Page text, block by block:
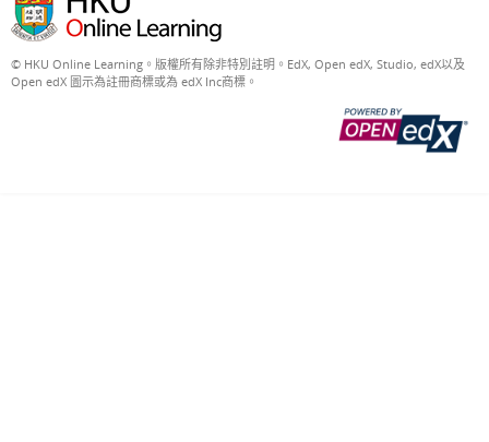
下
面
按
鈕
進
© HKU Online Learning。版權所有除非特別註明。EdX, Open edX, Studio, edX以及
Open edX 圖示為註冊商標或為 edX Inc商標。